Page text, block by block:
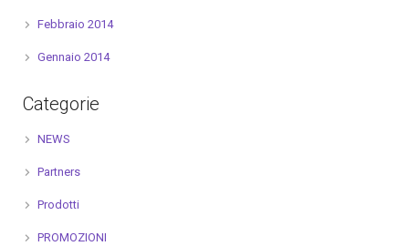
Febbraio 2014
Gennaio 2014
Categorie
NEWS
Partners
Prodotti
PROMOZIONI